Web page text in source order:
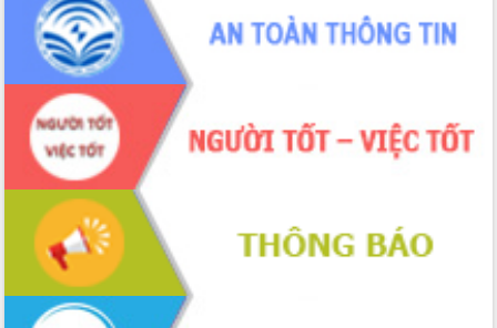
Bầu cử Quốc hội và HĐND: Cử tri Đắk
Lắk gửi gắm niềm tin, kỳ vọng vào lá
phiếu
Đắk Lắk sẵn sàng các điều kiện cho
Ngày hội bầu cử đại biểu Quốc hội
khóa XVI và HĐND các cấp nhiệm kỳ
2026-2031
Đảm bảo cuộc bầu cử đại biểu Quốc
hội và đại biểu HĐND các cấp diễn ra
an toàn, hiệu quả, đúng quy định
Thủ tướng Chính phủ Phạm Minh Chính
kiểm tra, chỉ đạo hoàn thành các dự
án cao tốc và thăm khu tái định cư tại
Đắk Lắk